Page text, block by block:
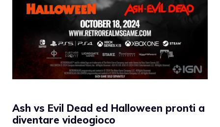
Ash vs Evil Dead ed Halloween pronti a
diventare videogioco